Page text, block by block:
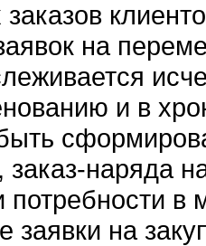
на
и в
заказ-наряда
в
заявки на